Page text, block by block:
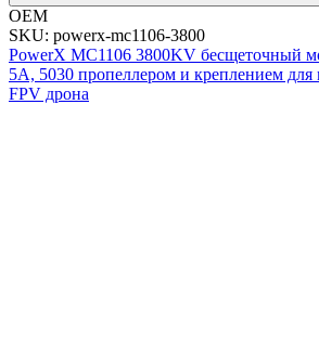
OEM
SKU: powerx-mc1106-3800
PowerX MC1106 3800KV бесщеточный
5A, 5030 пропеллером и креплением для
FPV дрона